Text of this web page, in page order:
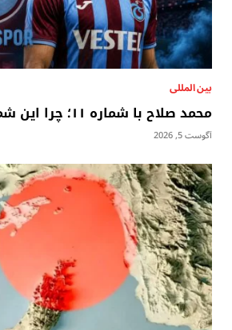
بين المللى
محمد صلاح با شماره ۱۱؛ چرا این شماره؟
آگوست 5, 2026